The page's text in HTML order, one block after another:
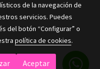
de la navegación de
servicios. Puedes
del botón “Configurar” o
política de cookies.
Aceptar